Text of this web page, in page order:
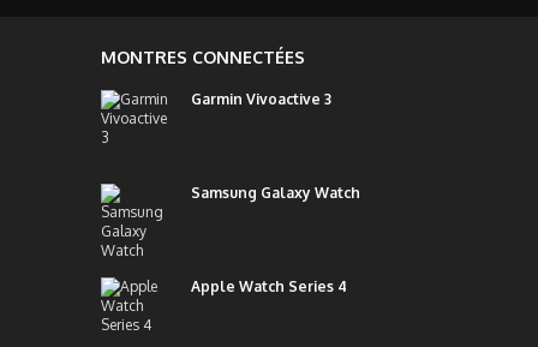
MONTRES CONNECTÉES
Garmin Vivoactive 3
Samsung Galaxy Watch
Apple Watch Series 4